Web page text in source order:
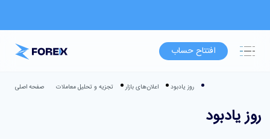
افتتاح حساب
صفحه اصلی تجزیه و تحلیل معاملات اعلان‌های بازار روز یادبود
روز یادبود